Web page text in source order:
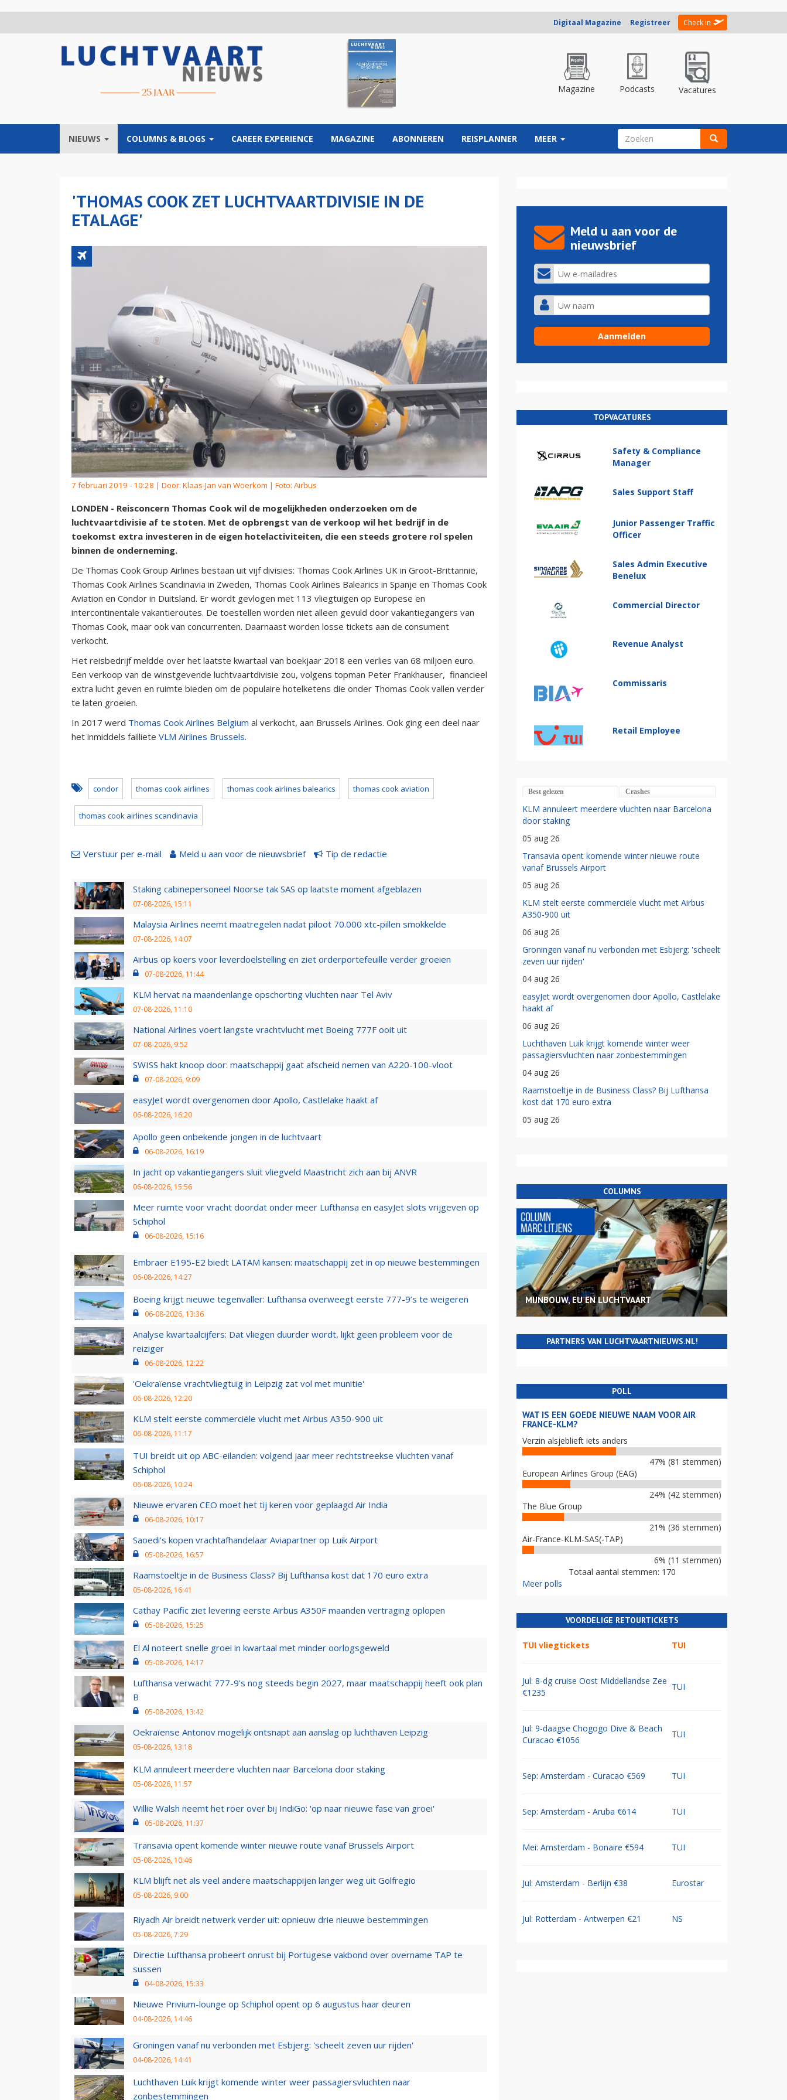
Digitaal Magazine Registreer Check in
Magazine Podcasts Vacatures
NIEUWS COLUMNS & BLOGS CAREER EXPERIENCE MAGAZINE ABONNEREN REISPLANNER MEER ZOEKVELD
'THOMAS COOK ZET LUCHTVAARTDIVISIE IN DE
ETALAGE'
7 februari 2019 - 10:28 | Door: Klaas-Jan van Woerkom | Foto: Airbus
LONDEN - Reisconcern Thomas Cook wil de mogelijkheden onderzoeken om de
luchtvaartdivisie af te stoten. Met de opbrengst van de verkoop wil het bedrijf in de
toekomst extra investeren in de eigen hotelactiviteiten, die een steeds grotere rol spelen
binnen de onderneming.
De Thomas Cook Group Airlines bestaan uit vijf divisies: Thomas Cook Airlines UK in Groot-Brittannië,
Thomas Cook Airlines Scandinavia in Zweden, Thomas Cook Airlines Balearics in Spanje en Thomas Cook
Aviation en Condor in Duitsland. Er wordt gevlogen met 113 vliegtuigen op Europese en
intercontinentale vakantieroutes. De toestellen worden niet alleen gevuld door vakantiegangers van
Thomas Cook, maar ook van concurrenten. Daarnaast worden losse tickets aan de consument
verkocht.
Het reisbedrijf meldde over het laatste kwartaal van boekjaar 2018 een verlies van 68 miljoen euro.
Een verkoop van de winstgevende luchtvaartdivisie zou, volgens topman Peter Frankhauser, financieel
extra lucht geven en ruimte bieden om de populaire hotelketens die onder Thomas Cook vallen verder
te laten groeien.
In 2017 werd Thomas Cook Airlines Belgium al verkocht, aan Brussels Airlines. Ook ging een deel naar
het inmiddels failliete VLM Airlines Brussels.
condor thomas cook airlines thomas cook airlines balearics thomas cook aviation
thomas cook airlines scandinavia
Verstuur per e-mail Meld u aan voor de nieuwsbrief Tip de redactie
Staking cabinepersoneel Noorse tak SAS op laatste moment afgeblazen
07-08-2026, 15:11
Malaysia Airlines neemt maatregelen nadat piloot 70.000 xtc-pillen smokkelde
07-08-2026, 14:07
Airbus op koers voor leverdoelstelling en ziet orderportefeuille verder groeien
07-08-2026, 11:44
KLM hervat na maandenlange opschorting vluchten naar Tel Aviv
07-08-2026, 11:10
National Airlines voert langste vrachtvlucht met Boeing 777F ooit uit
07-08-2026, 9:52
SWISS hakt knoop door: maatschappij gaat afscheid nemen van A220-100-vloot
07-08-2026, 9:09
easyJet wordt overgenomen door Apollo, Castlelake haakt af
06-08-2026, 16:20
Apollo geen onbekende jongen in de luchtvaart
06-08-2026, 16:19
In jacht op vakantiegangers sluit vliegveld Maastricht zich aan bij ANVR
06-08-2026, 15:56
Meer ruimte voor vracht doordat onder meer Lufthansa en easyJet slots vrijgeven op
Schiphol
06-08-2026, 15:16
Embraer E195-E2 biedt LATAM kansen: maatschappij zet in op nieuwe bestemmingen
06-08-2026, 14:27
Boeing krijgt nieuwe tegenvaller: Lufthansa overweegt eerste 777-9’s te weigeren
06-08-2026, 13:36
Analyse kwartaalcijfers: Dat vliegen duurder wordt, lijkt geen probleem voor de
reiziger
06-08-2026, 12:22
'Oekraïense vrachtvliegtuig in Leipzig zat vol met munitie'
06-08-2026, 12:20
KLM stelt eerste commerciële vlucht met Airbus A350-900 uit
06-08-2026, 11:17
TUI breidt uit op ABC-eilanden: volgend jaar meer rechtstreekse vluchten vanaf
Schiphol
06-08-2026, 10:24
Nieuwe ervaren CEO moet het tij keren voor geplaagd Air India
06-08-2026, 10:17
Saoedi’s kopen vrachtafhandelaar Aviapartner op Luik Airport
05-08-2026, 16:57
Raamstoeltje in de Business Class? Bij Lufthansa kost dat 170 euro extra
05-08-2026, 16:41
Cathay Pacific ziet levering eerste Airbus A350F maanden vertraging oplopen
05-08-2026, 15:25
El Al noteert snelle groei in kwartaal met minder oorlogsgeweld
05-08-2026, 14:17
Lufthansa verwacht 777-9’s nog steeds begin 2027, maar maatschappij heeft ook plan
B
05-08-2026, 13:42
Oekraïense Antonov mogelijk ontsnapt aan aanslag op luchthaven Leipzig
05-08-2026, 13:18
KLM annuleert meerdere vluchten naar Barcelona door staking
05-08-2026, 11:57
Willie Walsh neemt het roer over bij IndiGo: 'op naar nieuwe fase van groei'
05-08-2026, 11:37
Transavia opent komende winter nieuwe route vanaf Brussels Airport
05-08-2026, 10:46
KLM blijft net als veel andere maatschappijen langer weg uit Golfregio
05-08-2026, 9:00
Riyadh Air breidt netwerk verder uit: opnieuw drie nieuwe bestemmingen
05-08-2026, 7:29
Directie Lufthansa probeert onrust bij Portugese vakbond over overname TAP te
sussen
04-08-2026, 15:33
Nieuwe Privium-lounge op Schiphol opent op 6 augustus haar deuren
04-08-2026, 14:46
Groningen vanaf nu verbonden met Esbjerg: 'scheelt zeven uur rijden'
04-08-2026, 14:41
Luchthaven Luik krijgt komende winter weer passagiersvluchten naar
zonbestemmingen
Meld u aan voor de
nieuwsbrief
TOPVACATURES
Safety & Compliance
Manager
Sales Support Staff
Junior Passenger Traffic
Officer
Sales Admin Executive
Benelux
Commercial Director
Revenue Analyst
Commissaris
Retail Employee
Best gelezen Crashes
KLM annuleert meerdere vluchten naar Barcelona
door staking
05 aug 26
Transavia opent komende winter nieuwe route
vanaf Brussels Airport
05 aug 26
KLM stelt eerste commerciële vlucht met Airbus
A350-900 uit
06 aug 26
Groningen vanaf nu verbonden met Esbjerg: 'scheelt
zeven uur rijden'
04 aug 26
easyJet wordt overgenomen door Apollo, Castlelake
haakt af
06 aug 26
Luchthaven Luik krijgt komende winter weer
passagiersvluchten naar zonbestemmingen
04 aug 26
Raamstoeltje in de Business Class? Bij Lufthansa
kost dat 170 euro extra
05 aug 26
COLUMNS
MIJNBOUW, EU EN LUCHTVAART
PARTNERS VAN LUCHTVAARTNIEUWS.NL!
POLL
WAT IS EEN GOEDE NIEUWE NAAM VOOR AIR
FRANCE-KLM?
Verzin alsjeblieft iets anders
47% (81 stemmen)
European Airlines Group (EAG)
24% (42 stemmen)
The Blue Group
21% (36 stemmen)
Air-France-KLM-SAS(-TAP)
6% (11 stemmen)
Totaal aantal stemmen: 170
Meer polls
VOORDELIGE RETOURTICKETS
TUI vliegtickets TUI
Jul: 8-dg cruise Oost Middellandse Zee
€1235
TUI
Jul: 9-daagse Chogogo Dive & Beach
Curacao €1056
TUI
Sep: Amsterdam - Curacao €569 TUI
Sep: Amsterdam - Aruba €614 TUI
Mei: Amsterdam - Bonaire €594 TUI
Jul: Amsterdam - Berlijn €38 Eurostar
Jul: Rotterdam - Antwerpen €21 NS